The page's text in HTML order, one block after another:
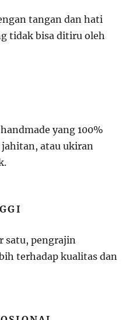
tangan dan hati
tidak bisa ditiru oleh
yang 100%
jahitan, atau ukiran
satu, pengrajin
terhadap kualitas dan